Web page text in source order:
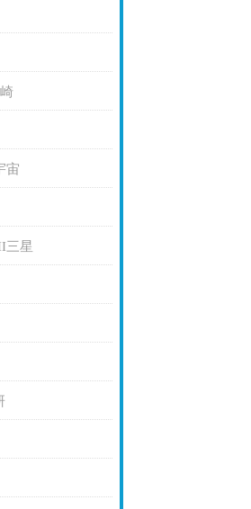
宙
三星